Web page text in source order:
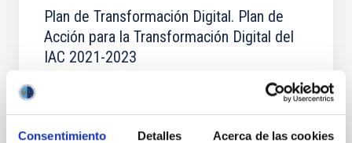
Consentimiento Detalles Acerca de las cookies
Plan de Transformación Digital. Plan de
Acción para la Transformación Digital del
IAC 2021-2023
Transformation Plan published by the AGE, the
Action Plan for the Digital Transformation of the IAC
has been elaborated...